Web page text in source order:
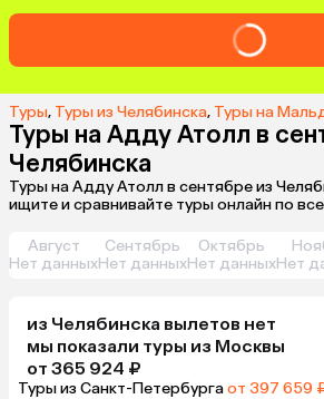
Туры, Туры из Челябинска, Туры на
Туры на Адду Атолл в
Челябинска
Туры на Адду Атолл в сентябре из
ищите и сравнивайте туры онлайн по
Август
Нет данных
Сентябрь
Нет данных
Октябрь
Нет данныхНет
из Челябинска вылетов нет
мы показали туры из Москвы
от 365 924 ₽
Туры из Санкт-Петербургаот 397 659